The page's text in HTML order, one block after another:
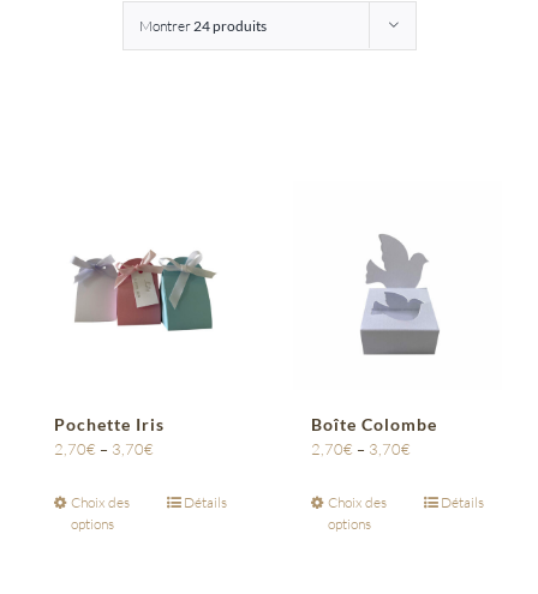
Montrer24 produits
Pochette Iris
2,70€ – 3,70€
Choix des
options
Détails
Boîte Colombe
2,70€ – 3,70€
Choix des
options
Détails